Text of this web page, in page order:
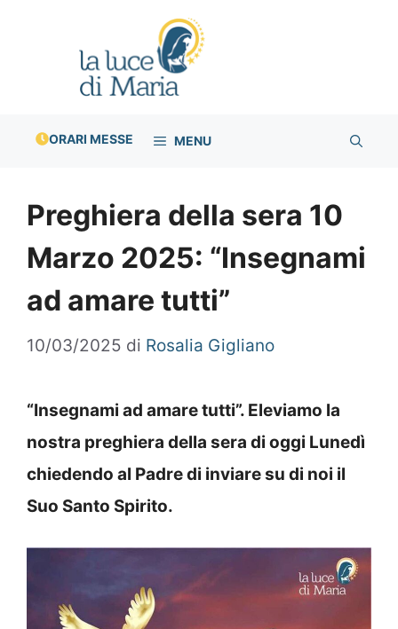
ORARI MESSE MENU
Preghiera della sera 10
Marzo 2025: “Insegnami
ad amare tutti”
10/03/2025 di Rosalia Gigliano
“Insegnami ad amare tutti”. Eleviamo la
nostra preghiera della sera di oggi Lunedì
chiedendo al Padre di inviare su di noi il
Suo Santo Spirito.